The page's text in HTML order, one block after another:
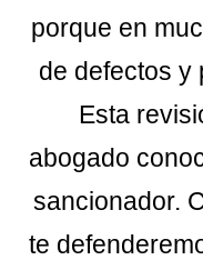
porque en
de defectos y
Esta
abogado
sancionador.
te